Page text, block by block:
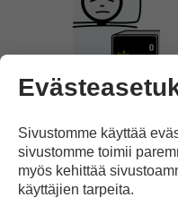
Ainakin 235 ihmistä on
Sivustomme käyttää
sivustomme toimii
myös kehittää
käyttäjien tarpeita.